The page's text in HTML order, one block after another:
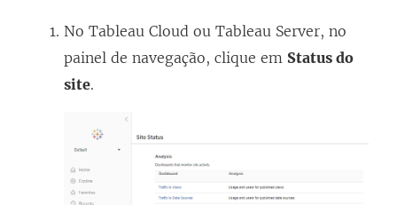
No Tableau Cloud ou Tableau Server, no
painel de navegação, clique em Status do
site.